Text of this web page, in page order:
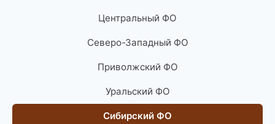
Центральный ФО
Северо-Западный ФО
Приволжский ФО
Уральский ФО
Сибирский ФО